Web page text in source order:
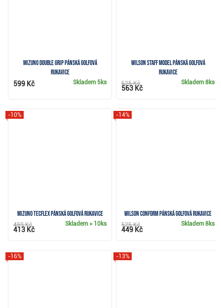
Mizuno Double Grip pánská golfová
rukavice
Skladem 5ks
599 Kč
Wilson Staff Model pánská golfová
rukavice
Skladem8ks
625 Kč
563 Kč
Mizuno TecFlex pánská golfová rukavice
-10%
Skladem> 10ks
459 Kč
413 Kč
Wilson Conform pánská golfová rukavice
-14%
Skladem8ks
525 Kč
449 Kč
-16% -13%